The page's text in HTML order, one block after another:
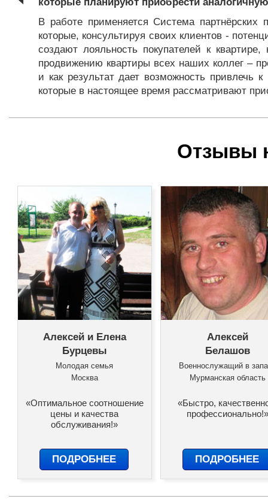
В работе применяется Система
которые, консультируя своих клиентов -
создают лояльность покупателей к
продвижению квартиры всех наших коллег –
и как результат дает возможность привлечь
которые в настоящее время рассматривают
Отзывы
Алексей и Елена
Бурцевы
Молодая семья
Москва
«Оптимальное соотношение
цены и качества
обслуживания!»
ПОДРОБНЕЕ
Алексей
Белашов
Военнослужащий в
Мурманская область
«Быстро,
профессионально!»
ПОДРОБНЕЕ